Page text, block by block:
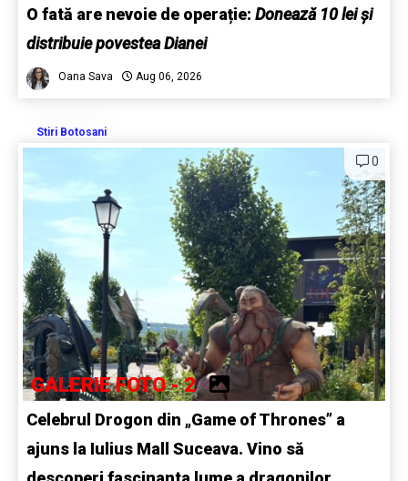
O fată are nevoie de operație: Donează 10 lei și
distribuie povestea Dianei
Oana Sava Aug 06, 2026
Stiri Botosani
0
GALERIE FOTO - 2
Celebrul Drogon din „Game of Thrones” a
ajuns la Iulius Mall Suceava. Vino să